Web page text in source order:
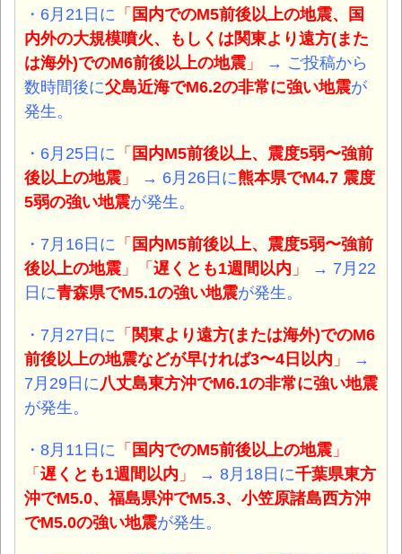
・6月21日に 「 国内でのM5前後以上の地震、国
内外の大規模噴火、もしくは関東より遠方(また
は海外)でのM6前後以上の地震 」
→ ご投稿から
数時間後に父島近海でM6.2の非常に強い地震が
発生。
・6月25日に 「 国内M5前後以上、震度5弱〜強前
後以上の地震 」 → 6月26日に熊本県でM4.7 震度
5弱の強い地震が発生。
・7月16日に 「 国内M5前後以上、震度5弱〜強前
後以上の地震 」「 遅くとも1週間以内 」
→ 7月22
日に青森県でM5.1の強い地震が発生。
・7月27日に 「 関東より遠方(または海外)でのM6
前後以上の地震などが早ければ3〜4日以内 」
→
7月29日に 八丈島東方沖でM6.1の非常に強い地震
が発生。
・8月11日に 「 国内でのM5前後以上の地震 」
「 遅くとも1週間以内 」 → 8月18日に千葉県東方
沖でM5.0、福島県沖でM5.3、小笠原諸島西方沖
でM5.0の強い地震が発生。